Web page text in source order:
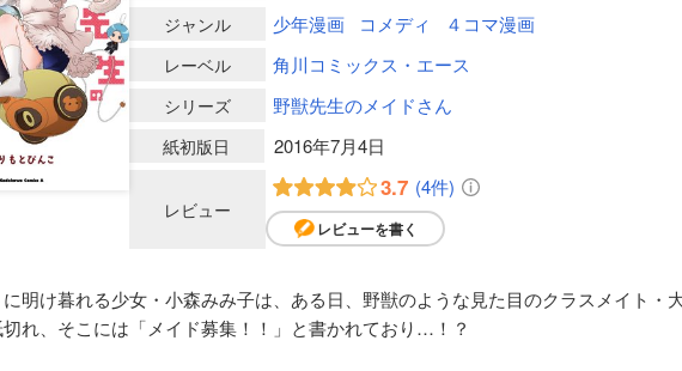
ジャンル 少年漫画 コメディ ４コマ漫画
レーベル 角川コミックス・エース
シリーズ 野獣先生のメイドさん
紙初版日 2016年7月4日
レビュー
3.7 (4件)
レビューを書く
明け暮れる少女・小森みみ子は、ある日、野獣のような見た目のクラスメイト
れ、そこには「メイド募集！！」と書かれており…！？